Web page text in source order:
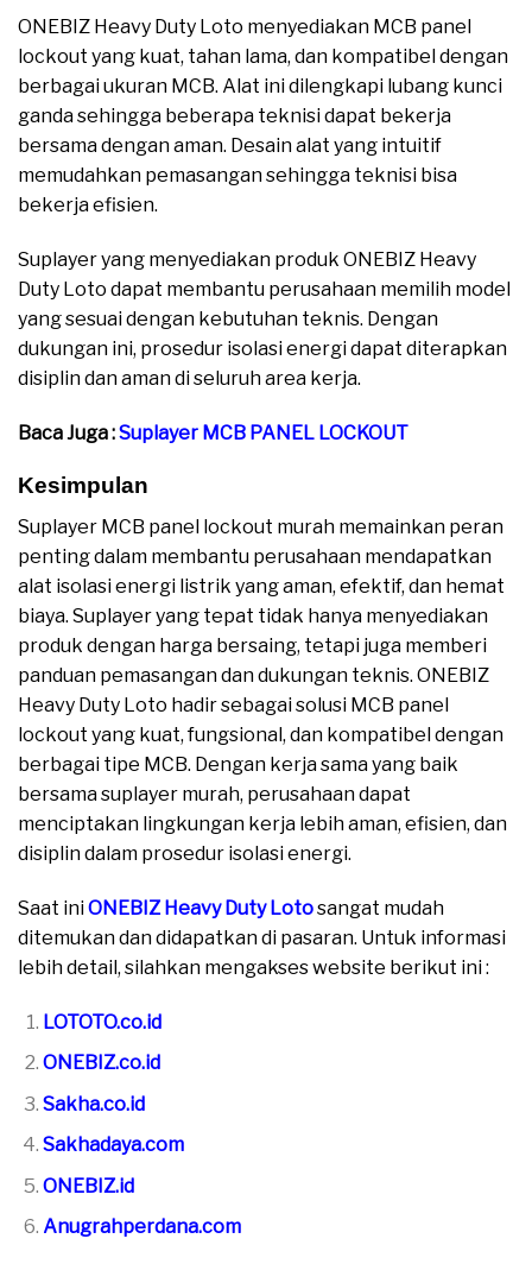
ONEBIZ Heavy Duty Loto menyediakan MCB panel
lockout yang kuat, tahan lama, dan kompatibel dengan
berbagai ukuran MCB. Alat ini dilengkapi lubang kunci
ganda sehingga beberapa teknisi dapat bekerja
bersama dengan aman. Desain alat yang intuitif
memudahkan pemasangan sehingga teknisi bisa
bekerja efisien.
Suplayer yang menyediakan produk ONEBIZ Heavy
Duty Loto dapat membantu perusahaan memilih model
yang sesuai dengan kebutuhan teknis. Dengan
dukungan ini, prosedur isolasi energi dapat diterapkan
disiplin dan aman di seluruh area kerja.
Baca Juga :Suplayer MCB PANEL LOCKOUT
Kesimpulan
Suplayer MCB panel lockout murah memainkan peran
penting dalam membantu perusahaan mendapatkan
alat isolasi energi listrik yang aman, efektif, dan hemat
biaya. Suplayer yang tepat tidak hanya menyediakan
produk dengan harga bersaing, tetapi juga memberi
panduan pemasangan dan dukungan teknis. ONEBIZ
Heavy Duty Loto hadir sebagai solusi MCB panel
lockout yang kuat, fungsional, dan kompatibel dengan
berbagai tipe MCB. Dengan kerja sama yang baik
bersama suplayer murah, perusahaan dapat
menciptakan lingkungan kerja lebih aman, efisien, dan
disiplin dalam prosedur isolasi energi.
Saat iniONEBIZ Heavy Duty Lotosangat mudah
ditemukan dan didapatkan di pasaran. Untuk informasi
lebih detail, silahkan mengakses website berikut ini :
LOTOTO.co.id
ONEBIZ.co.id
Sakha.co.id
Sakhadaya.com
ONEBIZ.id
Anugrahperdana.com